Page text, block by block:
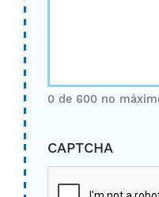
0 de 600 no
CAPTCHA